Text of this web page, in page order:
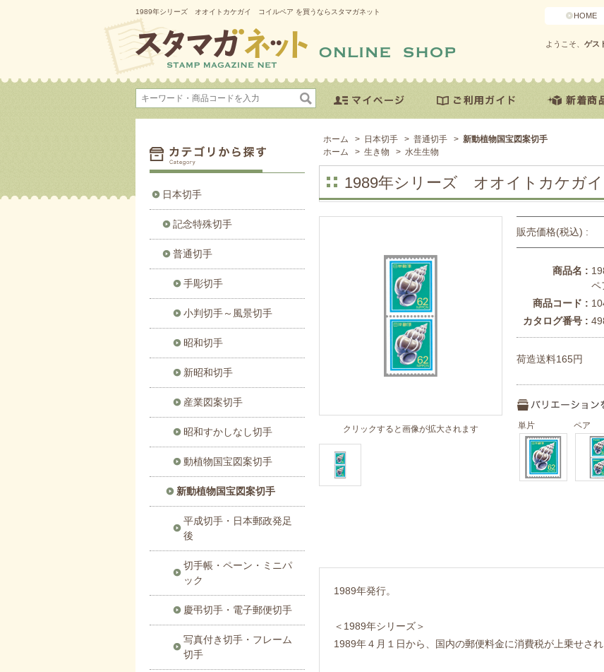
1989年シリーズ オオイトカケガイ コイルペア を買うならスタマガネット HOME
ようこそ、 ゲス
ホーム > 日本切手 > 普通切手 > 新動植物国宝図案切手
ホーム
> 生き物 > 水生生物
1989年シリーズ オオイトカケガ
クリックすると画像が拡大されます
販売価格(税込) :
商品名 :
ペ
商品コード :
カタログ番号 :
荷造送料165円
単片 ペア
1989年発行。
＜1989年シリーズ＞
1989年４月１日から、国内の郵便料金に消費税が上乗せされ
日本切手
記念特殊切手
普通切手
手彫切手
小判切手～風景切手
昭和切手
新昭和切手
産業図案切手
昭和すかしなし切手
動植物国宝図案切手
新動植物国宝図案切手
平成切手・日本郵政発足
後
切手帳・ペーン・ミニパ
ック
慶弔切手・電子郵便切手
写真付き切手・フレーム
切手